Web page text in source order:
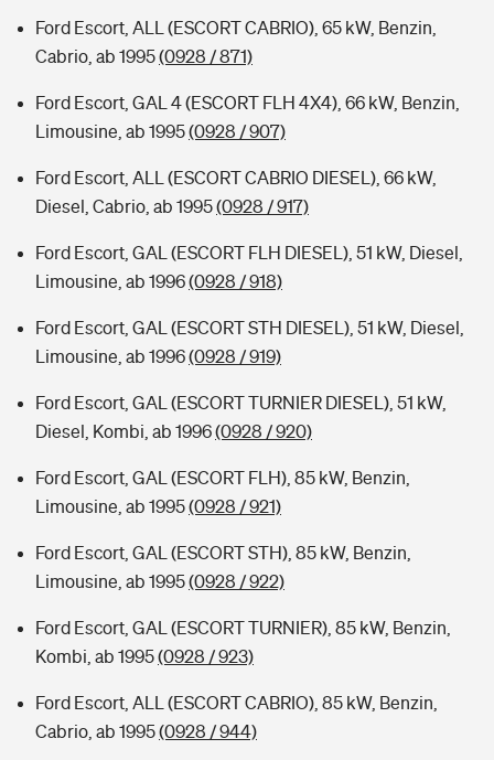
Ford Escort, ALL (ESCORT CABRIO), 65 kW, Benzin,
Cabrio, ab 1995(0928 / 871)
Ford Escort, GAL 4 (ESCORT FLH 4X4), 66 kW, Benzin,
Limousine, ab 1995(0928 / 907)
Ford Escort, ALL (ESCORT CABRIO DIESEL), 66 kW,
Diesel, Cabrio, ab 1995(0928 / 917)
Ford Escort, GAL (ESCORT FLH DIESEL), 51 kW, Diesel,
Limousine, ab 1996(0928 / 918)
Ford Escort, GAL (ESCORT STH DIESEL), 51 kW, Diesel,
Limousine, ab 1996(0928 / 919)
Ford Escort, GAL (ESCORT TURNIER DIESEL), 51 kW,
Diesel, Kombi, ab 1996(0928 / 920)
Ford Escort, GAL (ESCORT FLH), 85 kW, Benzin,
Limousine, ab 1995(0928 / 921)
Ford Escort, GAL (ESCORT STH), 85 kW, Benzin,
Limousine, ab 1995(0928 / 922)
Ford Escort, GAL (ESCORT TURNIER), 85 kW, Benzin,
Kombi, ab 1995(0928 / 923)
Ford Escort, ALL (ESCORT CABRIO), 85 kW, Benzin,
Cabrio, ab 1995(0928 / 944)